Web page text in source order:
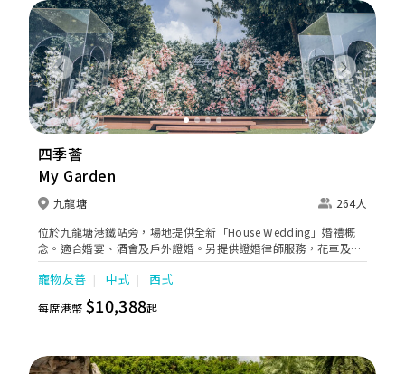
Previous Next
四季薈
My Garden
九龍塘
264人
位於九龍塘港鐵站旁，場地提供全新「House Wedding」婚禮概
念。適合婚宴、酒會及戶外證婚。另提供證婚律師服務，花車及婚
禮統籌等婚嫁服務。
寵物友善 中式 西式
每席港幣 $10,388起